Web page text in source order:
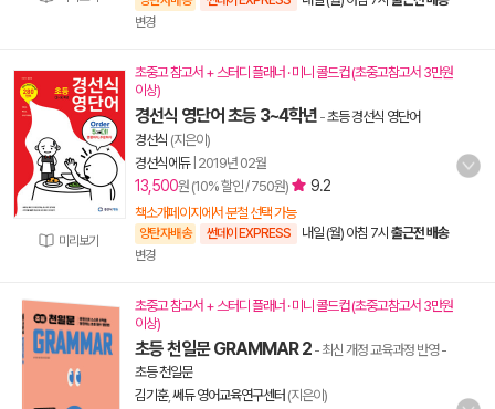
변경
미리보기
초중고 참고서 + 스터디 플래너 · 미니 콜드컵 (초중고참고서 3만원
이상)
경선식 영단어 초등 3~4학년 -초등 경선식 영단어
경선식 (지은이)
경선식에듀| 2019년 02월
13,500원 (10% 할인 / 750원) 9.2
책소개페이지에서 분철 선택 가능
양탄자배송 썬데이 EXPRESS 내일 (월) 아침 7시 출근전 배송
변경
초중고 참고서 + 스터디 플래너 · 미니 콜드컵 (초중고참고서 3만원
이상)
초등 천일문 GRAMMAR 2 - 최신 개정 교육과정 반영-
초등 천일문
김기훈, 쎄듀 영어교육연구센터 (지은이)